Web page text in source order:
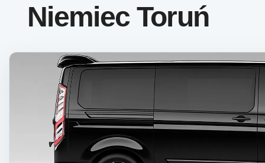
Niemiec Toruń